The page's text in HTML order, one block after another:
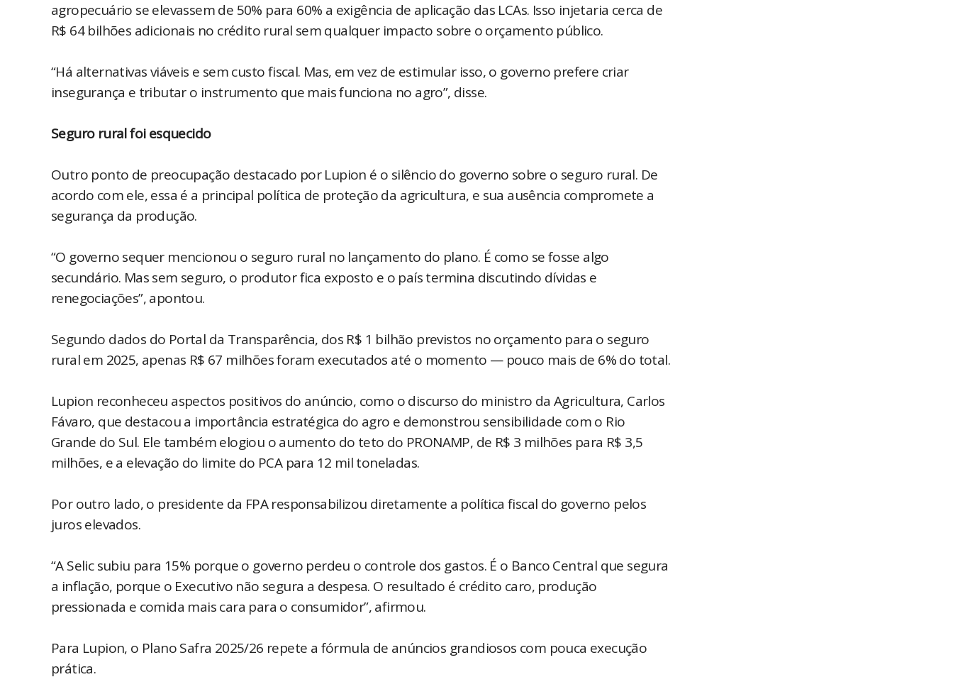
agropecuário se elevassem de 50% para 60% a exigência de aplicação das LCAs. Isso injetaria cerca de
R$ 64 bilhões adicionais no crédito rural sem qualquer impacto sobre o orçamento público.
“Há alternativas viáveis e sem custo fiscal. Mas, em vez de estimular isso, o governo prefere criar
insegurança e tributar o instrumento que mais funciona no agro”, disse.
Seguro rural foi esquecido
Outro ponto de preocupação destacado por Lupion é o silêncio do governo sobre o seguro rural. De
acordo com ele, essa é a principal política de proteção da agricultura, e sua ausência compromete a
segurança da produção.
“O governo sequer mencionou o seguro rural no lançamento do plano. É como se fosse algo
secundário. Mas sem seguro, o produtor fica exposto e o país termina discutindo dívidas e
renegociações”, apontou.
Segundo dados do Portal da Transparência, dos R$ 1 bilhão previstos no orçamento para o seguro
rural em 2025, apenas R$ 67 milhões foram executados até o momento — pouco mais de 6% do total.
Lupion reconheceu aspectos positivos do anúncio, como o discurso do ministro da Agricultura, Carlos
Fávaro, que destacou a importância estratégica do agro e demonstrou sensibilidade com o Rio
Grande do Sul. Ele também elogiou o aumento do teto do PRONAMP, de R$ 3 milhões para R$ 3,5
milhões, e a elevação do limite do PCA para 12 mil toneladas.
Por outro lado, o presidente da FPA responsabilizou diretamente a política fiscal do governo pelos
juros elevados.
“A Selic subiu para 15% porque o governo perdeu o controle dos gastos. É o Banco Central que segura
a inflação, porque o Executivo não segura a despesa. O resultado é crédito caro, produção
pressionada e comida mais cara para o consumidor”, afirmou.
Para Lupion, o Plano Safra 2025/26 repete a fórmula de anúncios grandiosos com pouca execução
prática.